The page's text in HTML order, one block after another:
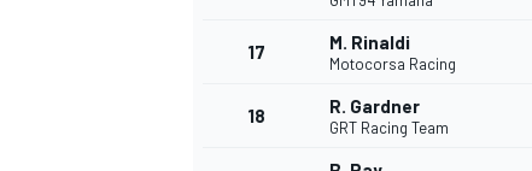
17 M. Rinaldi
Motocorsa Racing
18 R. Gardner
GRT Racing Team